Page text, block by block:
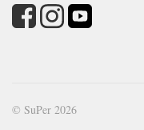
© SuPer 2026